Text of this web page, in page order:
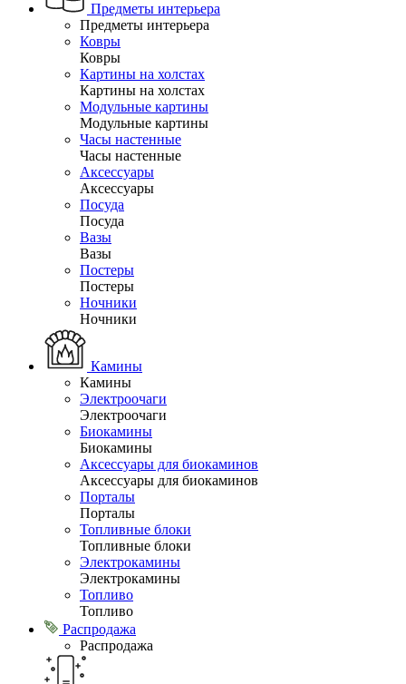
Предметы интерьера
Предметы интерьера
Ковры
Ковры
Картины на холстах
Картины на холстах
Модульные картины
Модульные картины
Часы настенные
Часы настенные
Аксессуары
Аксессуары
Посуда
Посуда
Вазы
Вазы
Постеры
Постеры
Ночники
Ночники
Камины
Камины
Электроочаги
Электроочаги
Биокамины
Биокамины
Аксессуары для биокаминов
Аксессуары для биокаминов
Порталы
Порталы
Топливные блоки
Топливные блоки
Электрокамины
Электрокамины
Топливо
Топливо
Распродажа
Распродажа